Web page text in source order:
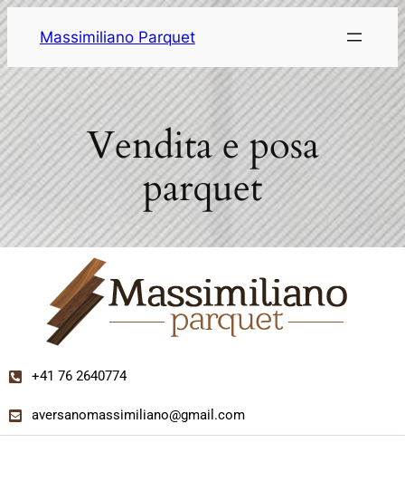
Massimiliano Parquet
Vendita e posa
parquet
+41 76 2640774
aversanomassimiliano@gmail.com